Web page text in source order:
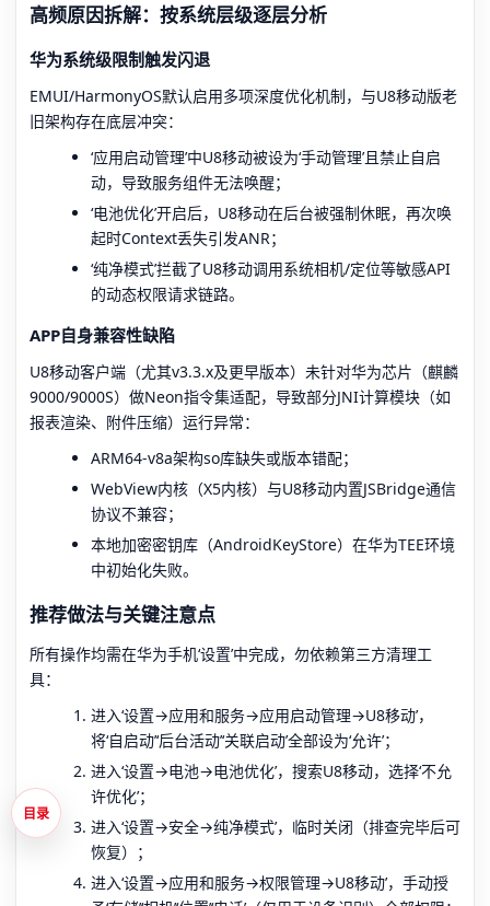
高频原因拆解：按系统层级逐层分析
华为系统级限制触发闪退
EMUI/HarmonyOS默认启用多项深度优化机制，与U8移动版老
旧架构存在底层冲突：
‘应用启动管理’中U8移动被设为‘手动管理’且禁止自启
动，导致服务组件无法唤醒；
‘电池优化’开启后，U8移动在后台被强制休眠，再次唤
起时Context丢失引发ANR；
‘纯净模式’拦截了U8移动调用系统相机/定位等敏感API
的动态权限请求链路。
APP自身兼容性缺陷
U8移动客户端（尤其v3.3.x及更早版本）未针对华为芯片（麒麟
9000/9000S）做Neon指令集适配，导致部分JNI计算模块（如
报表渲染、附件压缩）运行异常：
ARM64-v8a架构so库缺失或版本错配；
WebView内核（X5内核）与U8移动内置JSBridge通信
协议不兼容；
本地加密密钥库（AndroidKeyStore）在华为TEE环境
中初始化失败。
推荐做法与关键注意点
所有操作均需在华为手机‘设置’中完成，勿依赖第三方清理工
具：
进入‘设置→应用和服务→应用启动管理→U8移动’，
将‘自启动’‘后台活动’‘关联启动’全部设为‘允许’；
进入‘设置→电池→电池优化’，搜索U8移动，选择‘不允
许优化’；
进入‘设置→安全→纯净模式’，临时关闭（排查完毕后可
恢复）；
进入‘设置→应用和服务→权限管理→U8移动’，手动授
目录